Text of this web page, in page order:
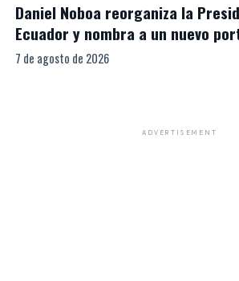
Daniel Noboa reorganiza la
Ecuador y nombra a un nuevo
7 de agosto de 2026
ADVERTISEMENT